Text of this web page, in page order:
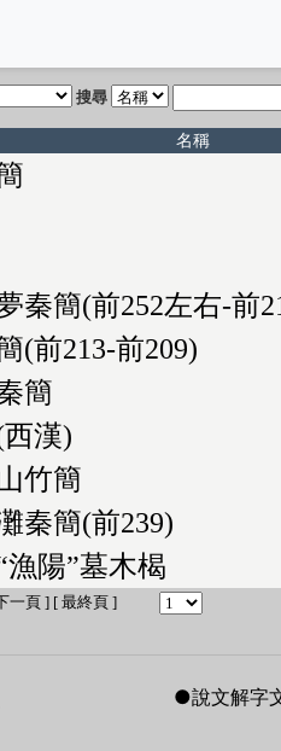
搜尋
名稱
秦簡(前252左右-前
(前213-前209)
簡
漢)
竹簡
秦簡(前239)
漁陽”墓木楬
一頁 ] [ 最終頁 ]
●說文解字